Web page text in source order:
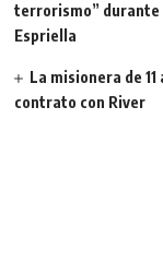
terrorismo” durante
Espriella
La misionera de
contrato con River